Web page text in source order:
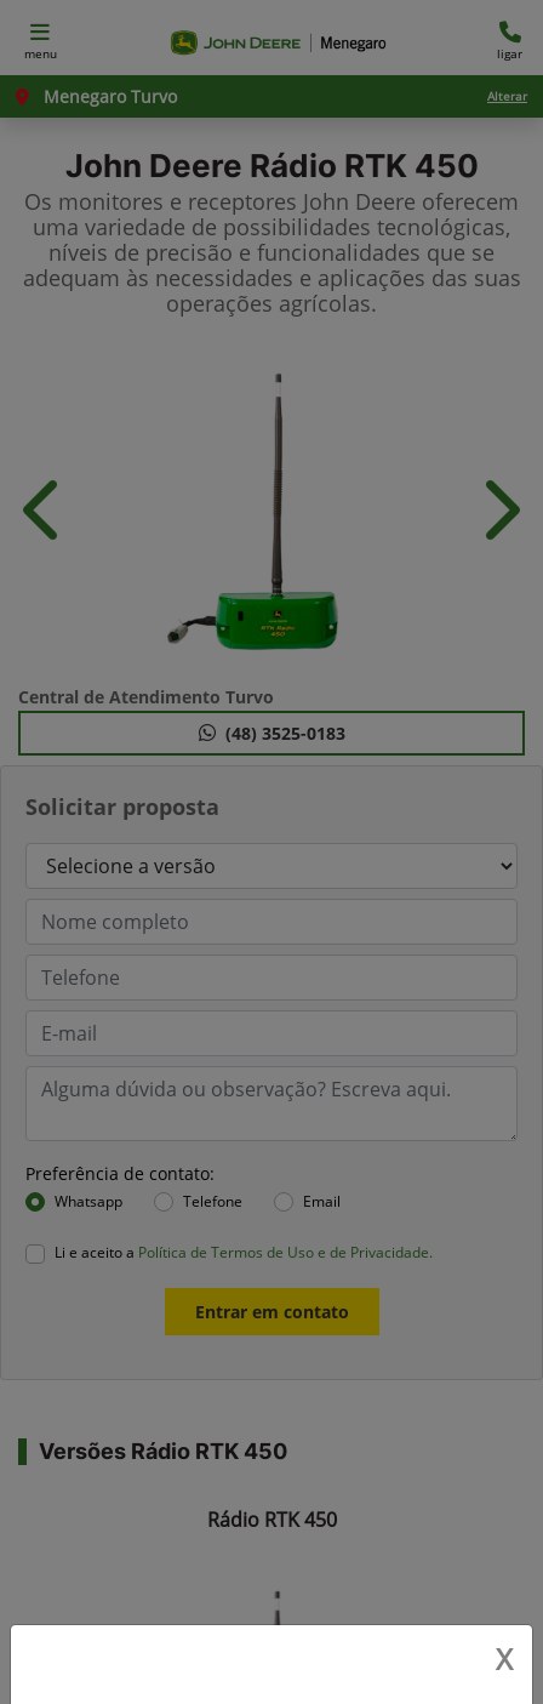
menu ligar
Menegaro Turvo Alterar
John Deere Rádio RTK 450
Os monitores e receptores John Deere oferecem
uma variedade de possibilidades tecnológicas,
níveis de precisão e funcionalidades que se
adequam às necessidades e aplicações das suas
operações agrícolas.
Solicitar proposta
Preferência de contato:
Whatsapp Telefone Email
Li e aceito a Política de Termos de Uso e de Privacidade.
Entrar em contato
Anterior
Central de Atendimento Turvo
(48) 3525-0183
Versões Rádio RTK 450
Rádio RTK 450
X